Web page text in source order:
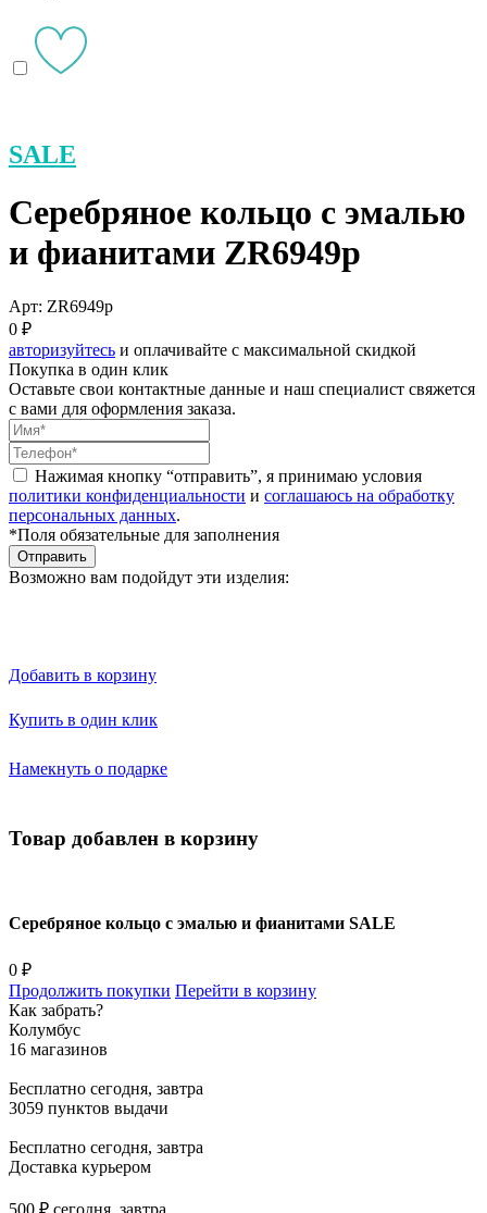
SALE
Серебряное кольцо с эмалью
и фианитами ZR6949p
Арт: ZR6949p
0 ₽
авторизуйтесь и оплачивайте с максимальной скидкой
Покупка в один клик
Оставьте свои контактные данные и наш специалист свяжется
с вами для оформления заказа.
Нажимая кнопку “отправить”, я принимаю условия
политики конфиденциальности и соглашаюсь на обработку
персональных данных.
*Поля обязательные для заполнения
Отправить
Возможно вам подойдут эти изделия:
Добавить в корзину
Купить в один клик
Намекнуть о подарке
Товар добавлен в корзину
Серебряное кольцо с эмалью и фианитами SALE
0 ₽
Продолжить покупки Перейти в корзину
Как забрать?
Колумбус
16 магазинов
Бесплатно сегодня, завтра
3059 пунктов выдачи
Бесплатно сегодня, завтра
Доставка курьером
500 ₽ сегодня, завтра